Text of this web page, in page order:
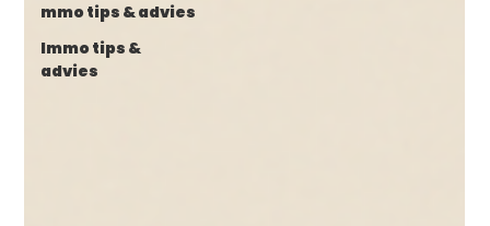
mmo tips & advies
Immo tips &
advies